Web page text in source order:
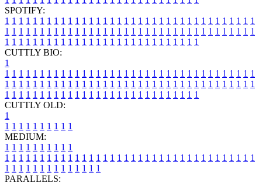
SPOTIFY:
1 1 1 1 1 1 1 1 1 1 1 1 1 1 1 1 1 1 1 1 1 1 1 1 1 1 1 1 1 1 1 1 1 1 1 1
1 1 1 1 1 1 1 1 1 1 1 1 1 1 1 1 1 1 1 1 1 1 1 1 1 1 1 1 1 1 1 1 1 1 1 1
1 1 1 1 1 1 1 1 1 1 1 1 1 1 1 1 1 1 1 1 1 1 1 1 1 1 1 1
CUTTLY BIO:
1
1 1 1 1 1 1 1 1 1 1 1 1 1 1 1 1 1 1 1 1 1 1 1 1 1 1 1 1 1 1 1 1 1 1 1 1
1 1 1 1 1 1 1 1 1 1 1 1 1 1 1 1 1 1 1 1 1 1 1 1 1 1 1 1 1 1 1 1 1 1 1 1
1 1 1 1 1 1 1 1 1 1 1 1 1 1 1 1 1 1 1 1 1 1 1 1 1 1 1 1
CUTTLY OLD:
1
1 1 1 1 1 1 1 1 1 1
MEDIUM:
1 1 1 1 1 1 1 1 1 1
1 1 1 1 1 1 1 1 1 1 1 1 1 1 1 1 1 1 1 1 1 1 1 1 1 1 1 1 1 1 1 1 1 1 1 1
1 1 1 1 1 1 1 1 1 1 1 1 1 1
PARALLELS: